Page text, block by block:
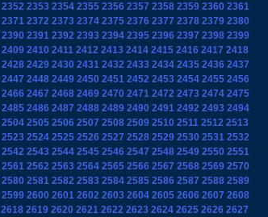
2352 2353 2354 2355 2356 2357 2358 2359 2360 2361
2371 2372 2373 2374 2375 2376 2377 2378 2379 2380
2390 2391 2392 2393 2394 2395 2396 2397 2398 2399
2409 2410 2411 2412 2413 2414 2415 2416 2417 2418
2428 2429 2430 2431 2432 2433 2434 2435 2436 2437
2447 2448 2449 2450 2451 2452 2453 2454 2455 2456
2466 2467 2468 2469 2470 2471 2472 2473 2474 2475
2485 2486 2487 2488 2489 2490 2491 2492 2493 2494
2504 2505 2506 2507 2508 2509 2510 2511 2512 2513
2523 2524 2525 2526 2527 2528 2529 2530 2531 2532
2542 2543 2544 2545 2546 2547 2548 2549 2550 2551
2561 2562 2563 2564 2565 2566 2567 2568 2569 2570
2580 2581 2582 2583 2584 2585 2586 2587 2588 2589
2599 2600 2601 2602 2603 2604 2605 2606 2607 2608
2618 2619 2620 2621 2622 2623 2624 2625 2626 2627